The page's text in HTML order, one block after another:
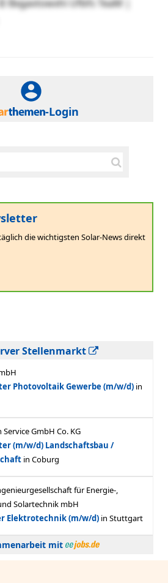
Bxgavtowxhi Ufbfs TeaM |
-Login
die wichtigsten Solar-News direkt
Stellenmarkt
mit